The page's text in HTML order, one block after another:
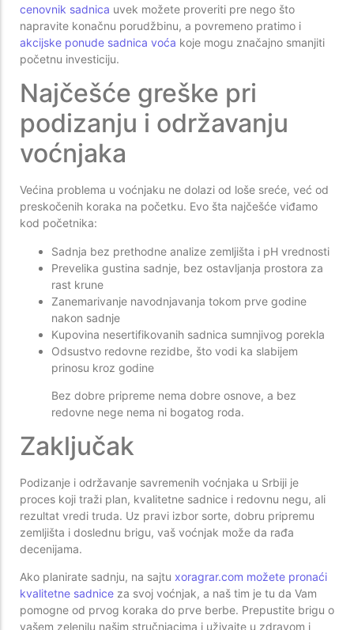
cenovnik sadnica uvek možete proveriti pre nego što
napravite konačnu porudžbinu, a povremeno pratimo i
akcijske ponude sadnica voća koje mogu značajno smanjiti
početnu investiciju.
Najčešće greške pri
podizanju i održavanju
voćnjaka
Većina problema u voćnjaku ne dolazi od loše sreće, već od
preskočenih koraka na početku. Evo šta najčešće viđamo
kod početnika:
Sadnja bez prethodne analize zemljišta i pH vrednosti
Prevelika gustina sadnje, bez ostavljanja prostora za
rast krune
Zanemarivanje navodnjavanja tokom prve godine
nakon sadnje
Kupovina nesertifikovanih sadnica sumnjivog porekla
Odsustvo redovne rezidbe, što vodi ka slabijem
prinosu kroz godine
Bez dobre pripreme nema dobre osnove, a bez
redovne nege nema ni bogatog roda.
Zaključak
Podizanje i održavanje savremenih voćnjaka u Srbiji je
proces koji traži plan, kvalitetne sadnice i redovnu negu, ali
rezultat vredi truda. Uz pravi izbor sorte, dobru pripremu
zemljišta i doslednu brigu, vaš voćnjak može da rađa
decenijama.
Ako planirate sadnju, na sajtu xoragrar.com možete pronaći
kvalitetne sadnice za svoj voćnjak, a naš tim je tu da Vam
pomogne od prvog koraka do prve berbe. Prepustite brigu o
vašem zelenilu našim stručnjacima i uživajte u zdravom i